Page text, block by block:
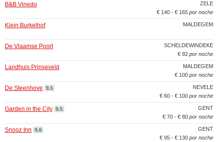
ZELE
B&B Vinedo
€ 140 - € 165 por noche
MALDEGEM
Klein Burkelhof
SCHELDEWINDEKE
De Vlaamse Poort
€ 92 por noche
MALDEGEM
Landhuis Prinseveld
€ 100 por noche
NEVELE
De Steenhove 9.5
€ 60 - € 100 por noche
GENT
Garden in the City 9.5
€ 70 - € 80 por noche
GENT
Snooz Inn 9.6
€ 95 - € 130 por noche